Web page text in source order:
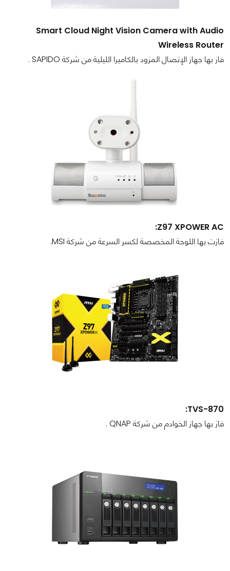
Smart Cloud Night Vision Camera with Audio
Wireless Router
فاز بها جهاز الإتصال المزود بالكاميرا الليلية من شركة SAPIDO .
Z97 XPOWER AC:
فازت بها اللوحة المخصصة لكسر السرعة من شركة MSI.
TVS-870:
فاز بها جهاز الخوادم من شركة QNAP .